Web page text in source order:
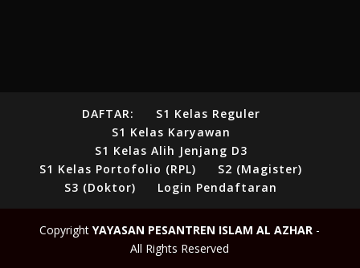
DAFTAR:
S1 Kelas Reguler
S1 Kelas Karyawan
S1 Kelas Alih Jenjang D3
S1 Kelas Portofolio (RPL)
S2 (Magister)
S3 (Doktor)
Login Pendaftaran
CopyrightYAYASAN PESANTREN ISLAM AL AZHAR -
All Rights Reserved